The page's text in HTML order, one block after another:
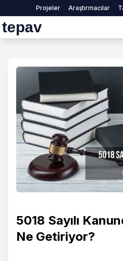
Projeler Araştırmacılar
tepav
5018 Sayılı
Ne Getiriyor?